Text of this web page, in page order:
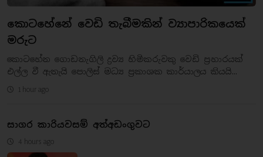
කොටහේනේ වෙඩි තැබීමකින් ව්‍යාපාරිකයෙක්
මරුට
කොටහේන ගොඩනැගිලි ද්‍රව්‍ය හිමිකරුවකු වෙඩි ප්‍රහාරයක්
එල්ල වී ඇතැයි පොලිස් මධ්‍ය ප්‍රකාශක කාර්යාලය කියයි...
1 hour ago
සාගර කාරියවසම් අත්අඩංගුවට
4 hours ago